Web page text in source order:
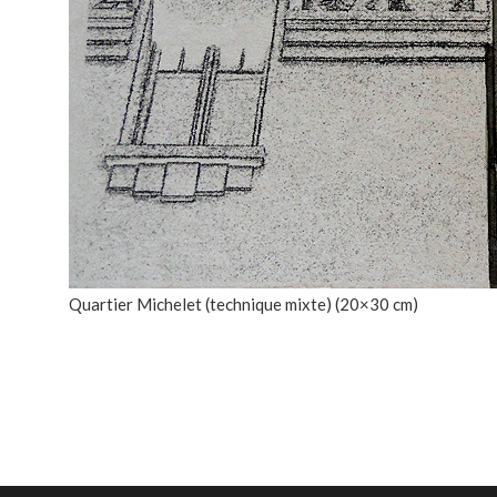
Quartier Michelet (technique mixte) (20×30 cm)